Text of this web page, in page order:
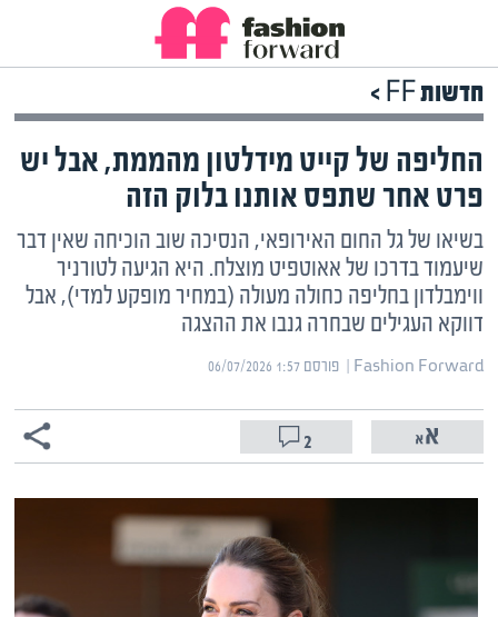
חדשות FF >
החליפה של קייט מידלטון מהממת, אבל יש
פרט אחר שתפס אותנו בלוק הזה
בשיאו של גל החום האירופאי, הנסיכה שוב הוכיחה שאין דבר
שיעמוד בדרכו של אאוטפיט מוצלח. היא הגיעה לטורניר
ווימבלדון בחליפה כחולה מעולה (במחיר מופקע למדי), אבל
דווקא העגילים שבחרה גנבו את ההצגה
Fashion Forward | ‏ פורסם ‎06/07/2026 1:57
2